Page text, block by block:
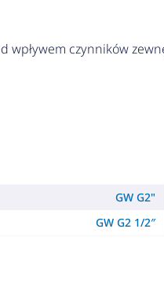
wpływem czynników
GW G2"
GW G2 1/2″